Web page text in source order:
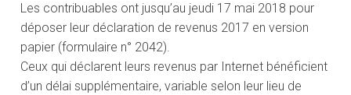
Les contribuables ont jusqu’au jeudi 17 mai 2018 pour
déposer leur déclaration de revenus 2017 en version
papier (formulaire n° 2042).
Ceux qui déclarent leurs revenus par Internet bénéficient
d’un délai supplémentaire, variable selon leur lieu de